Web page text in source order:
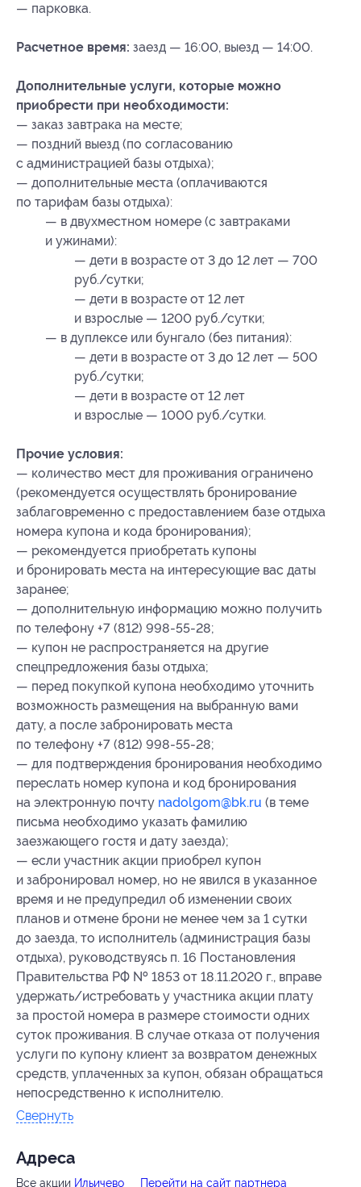
— парковка.
Расчетное время: заезд — 16:00, выезд — 14:00.
Дополнительные услуги, которые можно
приобрести при необходимости:
— заказ завтрака на месте;
— поздний выезд (по согласованию
с администрацией базы отдыха);
— дополнительные места (оплачиваются
по тарифам базы отдыха):
— в двухместном номере (с завтраками
и ужинами):
— дети в возрасте от 3 до 12 лет — 700
руб./сутки;
— дети в возрасте от 12 лет
и взрослые — 1200 руб./сутки;
— в дуплексе или бунгало (без питания):
— дети в возрасте от 3 до 12 лет — 500
руб./сутки;
— дети в возрасте от 12 лет
и взрослые — 1000 руб./сутки.
Прочие условия:
— количество мест для проживания ограничено
(рекомендуется осуществлять бронирование
заблаговременно с предоставлением базе отдыха
номера купона и кода бронирования);
— рекомендуется приобретать купоны
и бронировать места на интересующие вас даты
заранее;
— дополнительную информацию можно получить
по телефону +7 (812) 998-55-28;
— купон не распространяется на другие
спецпредложения базы отдыха;
— перед покупкой купона необходимо уточнить
возможность размещения на выбранную вами
дату, а после забронировать места
по телефону +7 (812) 998-55-28;
— для подтверждения бронирования необходимо
переслать номер купона и код бронирования
на электронную почту nadolgom@bk.ru (в теме
письма необходимо указать фамилию
заезжающего гостя и дату заезда);
— если участник акции приобрел купон
и забронировал номер, но не явился в указанное
время и не предупредил об изменении своих
планов и отмене брони не менее чем за 1 сутки
до заезда, то исполнитель (администрация базы
отдыха), руководствуясь п. 16 Постановления
Правительства РФ № 1853 от 18.11.2020 г., вправе
удержать/истребовать у участника акции плату
за простой номера в размере стоимости одних
суток проживания. В случае отказа от получения
услуги по купону клиент за возвратом денежных
средств, уплаченных за купон, обязан обращаться
непосредственно к исполнителю.
Свернуть
Адресa
Все акции Ильичево Перейти на сайт партнера